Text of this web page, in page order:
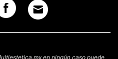
en ningún caso puede